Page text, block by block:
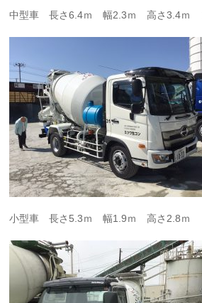
中型車 長さ6.4ｍ 幅2.3ｍ 高さ3.4ｍ
小型車 長さ5.3ｍ 幅1.9ｍ 高さ2.8